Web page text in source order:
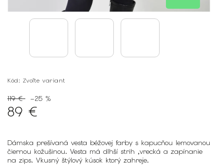
Kód: Zvoľte variant
119 € –25 %
89 €
Dámska prešívaná vesta béžovej farby s kapucňou lemovanou
čiernou kožušinou. Vesta má dlhší strih ,vrecká a zapínanie
na zips. Vkusný štýlový kúsok ktorý zahreje.